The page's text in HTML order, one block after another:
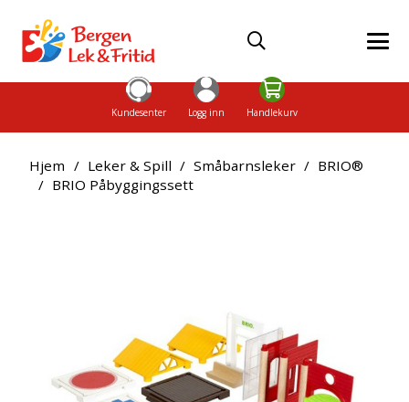
Kundesenter Logg inn Handlekurv
Hjem / Leker & Spill / Småbarnsleker / BRIO®
/ BRIO Påbyggingssett